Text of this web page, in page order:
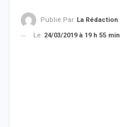
Publié Par La Rédaction De
Le 24/03/2019 à 19 h 55 min